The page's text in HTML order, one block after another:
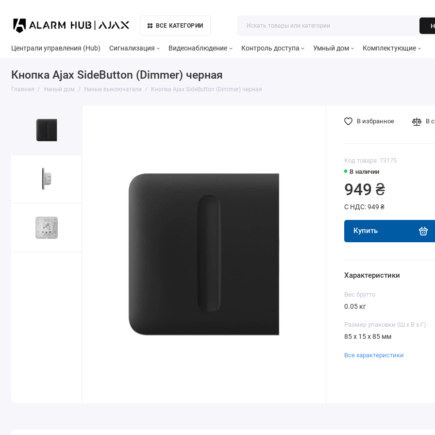
ВСЕ КАТЕГОРИИ
Централи управления (Hub) Сигнализация Видеонаблюдение Контроль доступа Умный дом Комплектующие
Кнопка Ajax SideButton (Dimmer) черная
Главная Умный дом Умные выключатели Кнопка Ajax SideButton (Dimmer) черная
Код товара: 73175
В наличии
949 ₴
С НДС: 949 ₴
Купить
В избранное В
Характеристики
Вес брутто
0.05 кг
Размер упаковки (Ш х В х Г)
85 x 15 x 85 мм
Все характеристики